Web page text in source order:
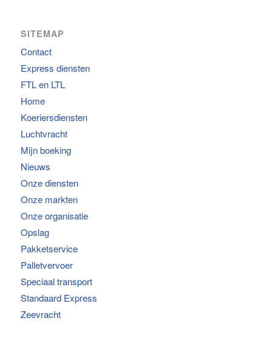
SITEMAP
Contact
Express diensten
FTL en LTL
Home
Koeriersdiensten
Luchtvracht
Mijn boeking
Nieuws
Onze diensten
Onze markten
Onze organisatie
Opslag
Pakketservice
Palletvervoer
Speciaal transport
Standaard Express
Zeevracht